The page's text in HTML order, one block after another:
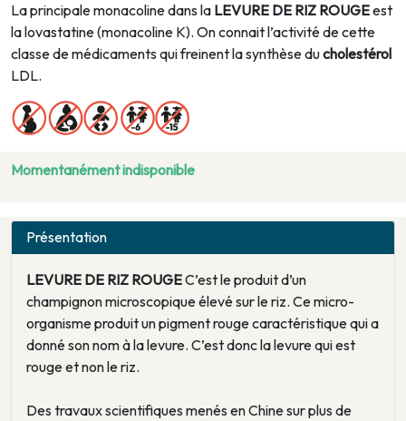
La principale monacoline dans la LEVURE DE RIZ ROUGEest
la lovastatine (monacoline K). On connait l’activité de cette
classe de médicaments qui freinent la synthèse ducholestérol
LDL.
Momentanément indisponible
Présentation
LEVURE DE RIZ ROUGEC’est le produit d’un
champignon microscopique élevé sur le riz. Ce micro-
organisme produit un pigment rouge caractéristique qui a
donné son nom à la levure. C’est donc la levure qui est
rouge et non le riz.
Des travaux scientifiques menés en Chine sur plus de